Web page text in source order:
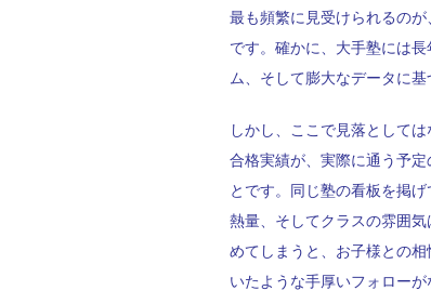
最も頻繁に見受けられるの
です。確かに、大手塾には
ム、そして膨大なデータに
しかし、ここで見落として
合格実績が、実際に通う予
とです。同じ塾の看板を掲
熱量、そしてクラスの雰囲
めてしまうと、お子様との
いたような手厚いフォロー